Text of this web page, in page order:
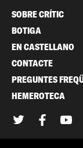
SOBRE CRÍTIC
BOTIGA
EN CASTELLANO
CONTACTE
PREGUNTES
HEMEROTECA
Twitter